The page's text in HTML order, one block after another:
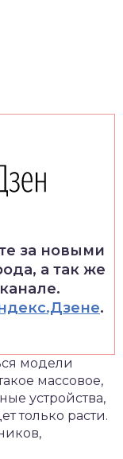
за новыми
а так же
.
модели
массовое,
устройства,
только расти.